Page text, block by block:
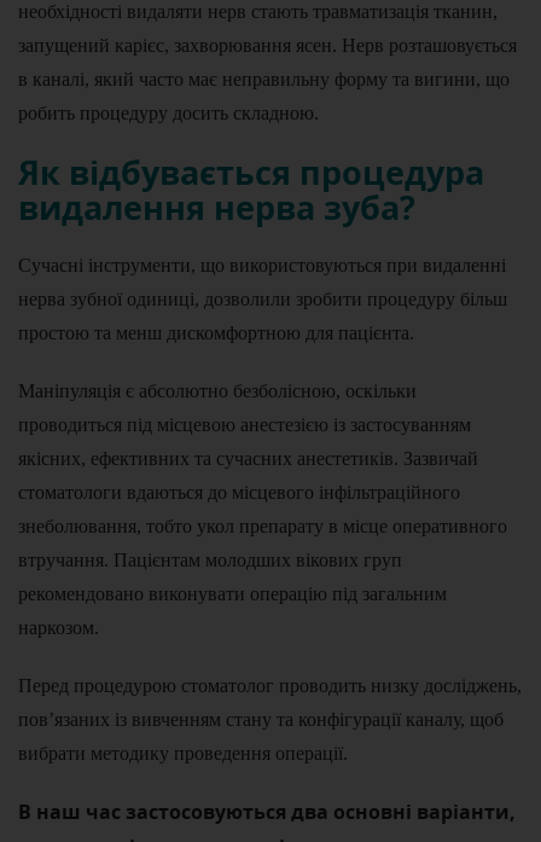
необхідності видаляти нерв стають травматизація тканин,
запущений карієс, захворювання ясен. Нерв розташовується
в каналі, який часто має неправильну форму та вигини, що
робить процедуру досить складною.
Як відбувається процедура
видалення нерва зуба?
Сучасні інструменти, що використовуються при видаленні
нерва зубної одиниці, дозволили зробити процедуру більш
простою та менш дискомфортною для пацієнта.
Маніпуляція є абсолютно безболісною, оскільки
проводиться під місцевою анестезією із застосуванням
якісних, ефективних та сучасних анестетиків. Зазвичай
стоматологи вдаються до місцевого інфільтраційного
знеболювання, тобто укол препарату в місце оперативного
втручання. Пацієнтам молодших вікових груп
рекомендовано виконувати операцію під загальним
наркозом.
Перед процедурою стоматолог проводить низку досліджень,
пов’язаних із вивченням стану та конфігурації каналу, щоб
вибрати методику проведення операції.
В наш час застосовуються два основні варіанти,